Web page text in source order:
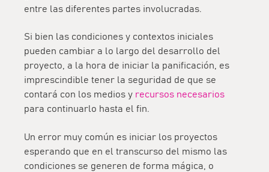
entre las diferentes partes involucradas.
Si bien las condiciones y contextos iniciales
pueden cambiar a lo largo del desarrollo del
proyecto, a la hora de iniciar la panificación, es
imprescindible tener la seguridad de que se
contará con los medios y recursos necesarios
para continuarlo hasta el fin.
Un error muy común es iniciar los proyectos
esperando que en el transcurso del mismo las
condiciones se generen de forma mágica, o